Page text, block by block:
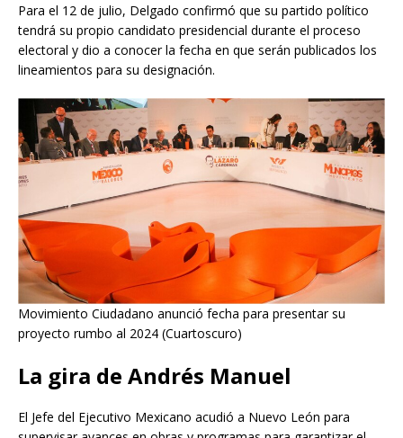
Para el 12 de julio, Delgado confirmó que su partido político
tendrá su propio candidato presidencial durante el proceso
electoral y dio a conocer la fecha en que serán publicados los
lineamientos para su designación.
Movimiento Ciudadano anunció fecha para presentar su
proyecto rumbo al 2024 (Cuartoscuro)
La gira de Andrés Manuel
El Jefe del Ejecutivo Mexicano acudió a Nuevo León para